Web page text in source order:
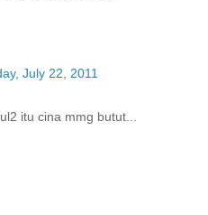
July 22, 2011
itu cina mmg butut...